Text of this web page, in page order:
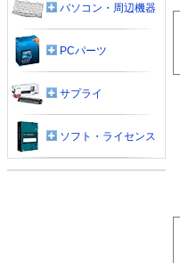
パソコン・周辺機器
PCパーツ
サプライ
ソフト・ライセンス